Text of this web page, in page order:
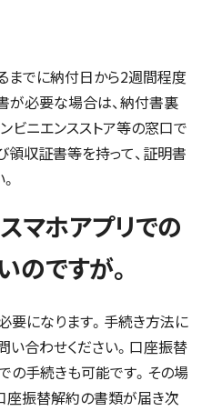
までに納付日から2週間程度
が必要な場合は、納付書裏
ニエンスストア等の窓口で
収証書等を持って、証明書
マホアプリでの
のですが。
になります。手続き方法に
い合わせください。口座振替
の手続きも可能です。その場
座振替解約の書類が届き次